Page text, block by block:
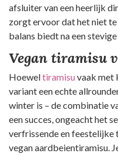
afsluiter van een heerlijk
zorgt ervoor dat het niet
balans biedt na een
Vegan tiramisu
Hoeweltiramisuvaak met
variant een echte
winter is – de combinatie
een succes, ongeacht het
verfrissende en feestelijke
vegan aardbeientiramisu.